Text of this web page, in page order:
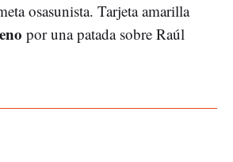
osasunista. Tarjeta amarilla
por una patada sobre Raúl